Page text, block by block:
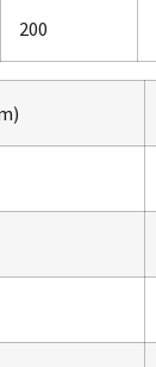
200